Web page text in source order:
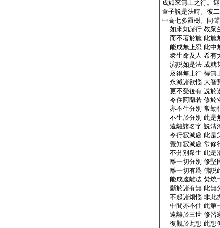
成如來無上之行。
童子説是法時。彼
中高七多羅樹。同
如來知諸行 教衆
而不著於施 此施
能成無上忍 此中
衆生命及人 希有
演説如是法 成就
及得無上行 得無
永滅諸欲惱 大智
更不受後有 説於
令住阿蘭若 修於
亦不生分別 常勤
不生於分別 此是
遠離諸名字 説清
令行寂滅處 此是
覺知寂滅處 常修
不分別衆生 此是
離一切分別 修堅
離一切有爲 佛説
能成遠離法 焚燒
斷於諸有無 此無
不起諸煩惱 非此
中間亦不住 此第
遠離於三世 修習
復觀於此想 此想